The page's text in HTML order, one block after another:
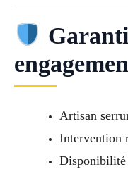
Artisan
Intervention
Disponibilité